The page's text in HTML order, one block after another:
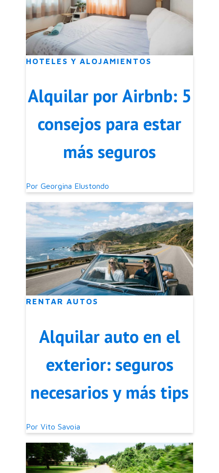
HOTELES Y ALOJAMIENTOS
Alquilar por Airbnb: 5
consejos para estar
más seguros
Por Georgina Elustondo
RENTAR AUTOS
Alquilar auto en el
exterior: seguros
necesarios y más tips
Por Vito Savoia